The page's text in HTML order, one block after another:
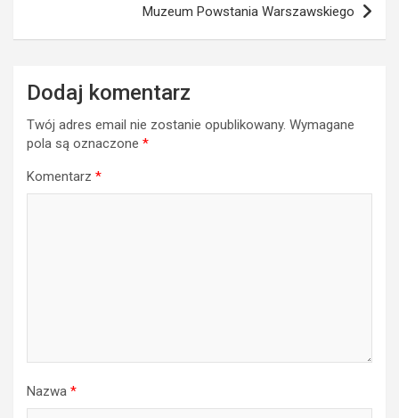
Muzeum Powstania Warszawskiego
Dodaj komentarz
Twój adres email nie zostanie opublikowany. Wymagane
pola są oznaczone *
Komentarz *
Nazwa *